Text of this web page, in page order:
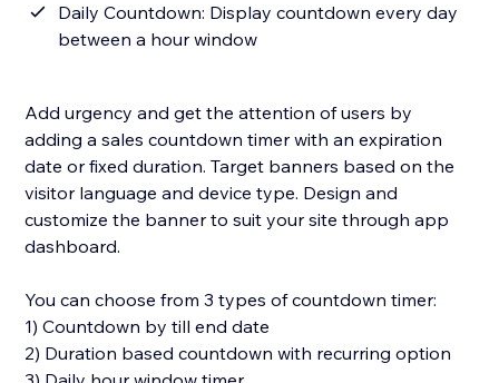
Daily Countdown: Display countdown every day
between a hour window
Add urgency and get the attention of users by
adding a sales countdown timer with an expiration
date or fixed duration. Target banners based on the
visitor language and device type. Design and
customize the banner to suit your site through app
dashboard.
You can choose from 3 types of countdown timer:
1) Countdown by till end date
2) Duration based countdown with recurring option